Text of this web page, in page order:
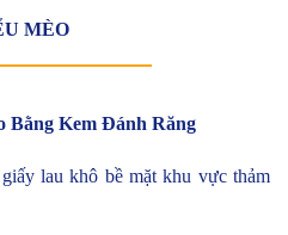
MÈO
Bằng Kem Đánh Răng
lau khô bề mặt khu vực thảm